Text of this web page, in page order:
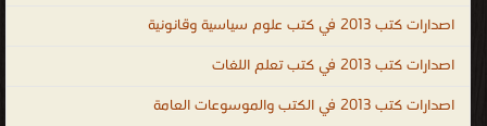
اصدارات كتب 2013 في كتب علوم سياسية وقانونية
اصدارات كتب 2013 في كتب تعلم اللغات
اصدارات كتب 2013 في الكتب والموسوعات العامة